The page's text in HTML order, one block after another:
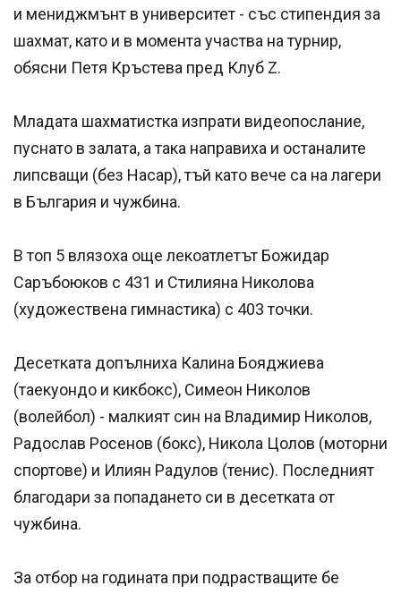
и мениджмънт в университет - със стипендия за
шахмат, като и в момента участва на турнир,
обясни Петя Кръстева пред Клуб Z.
Младата шахматистка изпрати видеопослание,
пуснато в залата, а така направиха и останалите
липсващи (без Насар), тъй като вече са на лагери
в България и чужбина.
В топ 5 влязоха още лекоатлетът Божидар
Саръбоюков с 431 и Стилияна Николова
(художествена гимнастика) с 403 точки.
Десетката допълниха Калина Бояджиева
(таекуондо и кикбокс), Симеон Николов
(волейбол) - малкият син на Владимир Николов,
Радослав Росенов (бокс), Никола Цолов (моторни
спортове) и Илиян Радулов (тенис). Последният
благодари за попадането си в десетката от
чужбина.
За отбор на годината при подрастващите бе